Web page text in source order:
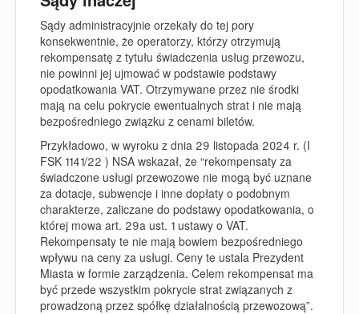
Sądy administracyjnie orzekały do tej pory
konsekwentnie, że operatorzy, którzy otrzymują
rekompensatę z tytułu świadczenia usług przewozu,
nie powinni jej ujmować w podstawie podstawy
opodatkowania VAT. Otrzymywane przez nie środki
mają na celu pokrycie ewentualnych strat i nie mają
bezpośredniego związku z cenami biletów.
Przykładowo, w wyroku z dnia 29 listopada 2024 r. (I
FSK 1141/22 ) NSA wskazał, że “rekompensaty za
świadczone usługi przewozowe nie mogą być uznane
za dotacje, subwencje i inne dopłaty o podobnym
charakterze, zaliczane do podstawy opodatkowania, o
której mowa art. 29a ust. 1 ustawy o VAT.
Rekompensaty te nie mają bowiem bezpośredniego
wpływu na ceny za usługi. Ceny te ustala Prezydent
Miasta w formie zarządzenia. Celem rekompensat ma
być przede wszystkim pokrycie strat związanych z
prowadzoną przez spółkę działalnością przewozową”.